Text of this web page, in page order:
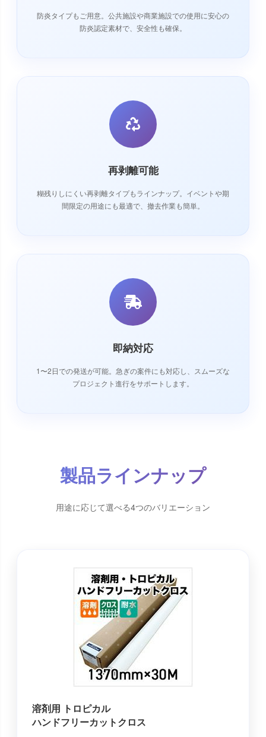
防炎タイプもご用意。公共施設や商業施設での使用に安心の
防炎認定素材で、安全性も確保。
再剥離可能
糊残りしにくい再剥離タイプもラインナップ。イベントや期
間限定の用途にも最適で、撤去作業も簡単。
即納対応
1〜2日での発送が可能。急ぎの案件にも対応し、スムーズな
プロジェクト進行をサポートします。
製品ラインナップ
用途に応じて選べる4つのバリエーション
溶剤用 トロピカル
ハンドフリーカットクロス